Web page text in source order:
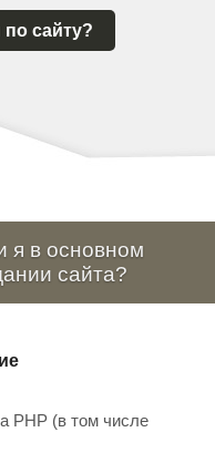
сайту?
я в основном
сайта?
PHP (в том числе